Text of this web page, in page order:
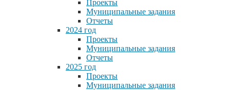
Проекты
Муниципальные задания
Отчеты
2024 год
Проекты
Муниципальные задания
Отчеты
2025 год
Проекты
Муниципальные задания